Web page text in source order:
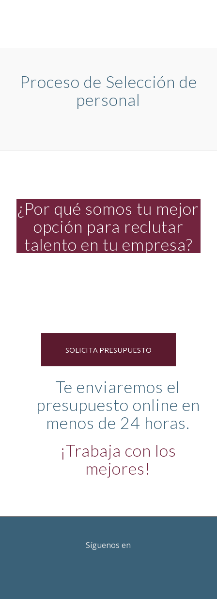
Proceso de Selección de
personal
¿Por qué somos tu mejor
opción para reclutar
talento en tu empresa?
SOLICITA PRESUPUESTO
Te enviaremos el
presupuesto online en
menos de 24 horas.
¡Trabaja con los
mejores!
Síguenos en